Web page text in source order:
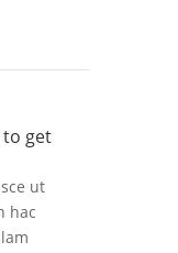
to get
ut
hac